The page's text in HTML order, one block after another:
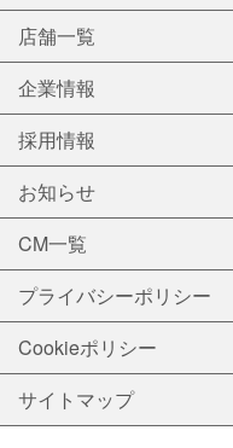
店舗一覧
企業情報
採用情報
お知らせ
CM一覧
プライバシーポリシー
Cookieポリシー
サイトマップ